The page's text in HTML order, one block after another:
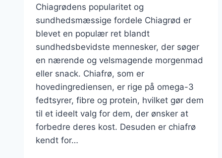
Chiagrødens popularitet og
sundhedsmæssige fordele Chiagrød er
blevet en populær ret blandt
sundhedsbevidste mennesker, der søger
en nærende og velsmagende morgenmad
eller snack. Chiafrø, som er
hovedingrediensen, er rige på omega-3
fedtsyrer, fibre og protein, hvilket gør dem
til et ideelt valg for dem, der ønsker at
forbedre deres kost. Desuden er chiafrø
kendt for…